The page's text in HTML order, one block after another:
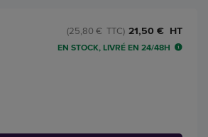
21,50 € HT
(25,80 € TTC)
EN STOCK, LIVRÉ EN 24/48H